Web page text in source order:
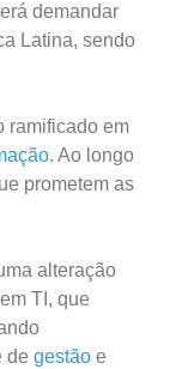
demandar
Latina, sendo
ramificado em
. Ao longo
prometem as
alteração
TI, que
de gestão e